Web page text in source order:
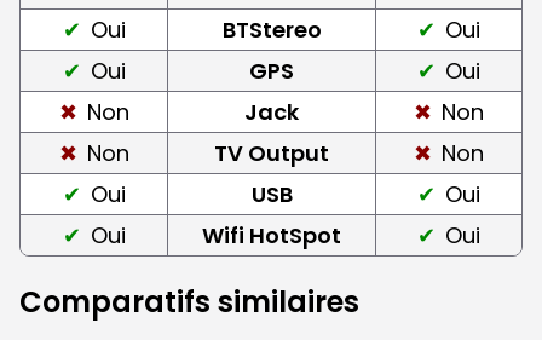
Oui
BTStereo
Oui
Oui
GPS
Oui
Non
Jack
Non
Non
TV Output
Non
Oui
USB
Oui
Oui
Wifi HotSpot Oui
Comparatifs similaires